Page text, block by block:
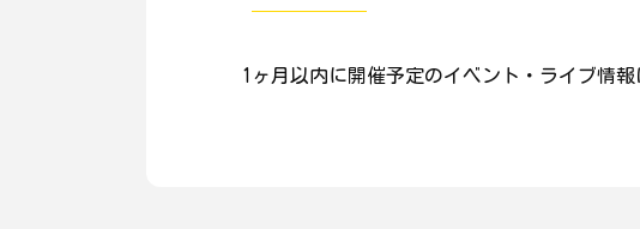
1ヶ月以内に開催予定のイベント・ライブ情報